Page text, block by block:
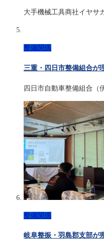
大手機械工具商社イヤサ
整備関係
三重・四日市整備組合が
四日市自動車整備組合
整備関係
岐阜整振・羽島郡支部が